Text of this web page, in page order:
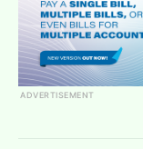
ADVERTISEMENT